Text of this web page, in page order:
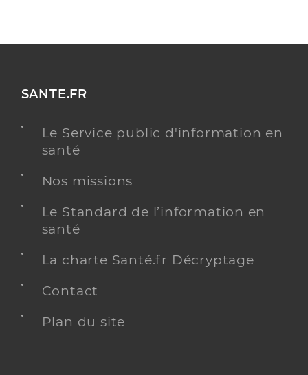
SANTE.FR
Le Service public d'information en
santé
Nos missions
Le Standard de l’information en
santé
La charte Santé.fr Décryptage
Contact
Plan du site